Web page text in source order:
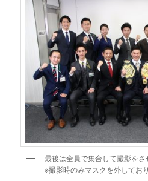
最後は全員で集合して撮影を
※撮影時のみマスクを外してお